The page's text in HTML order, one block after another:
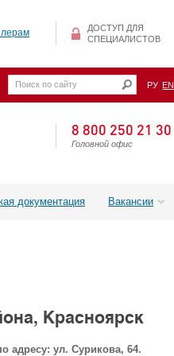
ДОСТУП ДЛЯ
СПЕЦИАЛИСТОВ
РУ EN
8 800 250 21 30
Головной офис
документация Вакансии
Красноярск
адресу: ул. Сурикова, 64.